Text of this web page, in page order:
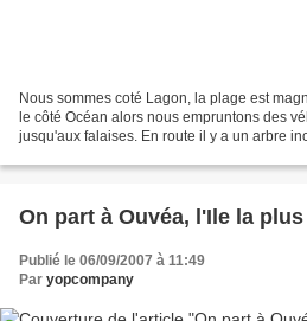
Nous sommes coté Lagon, la plage est
le côté Océan alors nous empruntons des
jusqu'aux falaises. En route il y a un arbre
On part à Ouvéa, l'Ile la
Publié le 06/09/2007 à 11:49
Par yopcompany